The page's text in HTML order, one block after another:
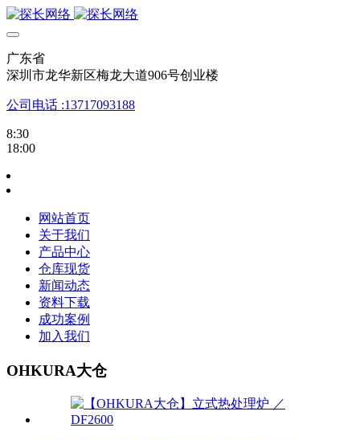
广东省
深圳市龙华新区梅龙大道906号创业楼
公司电话 :13717093188
8:30
18:00
网站首页
关于我们
产品中心
仓库现货
新闻动态
资料下载
成功案例
加入我们
OHKURA大仓